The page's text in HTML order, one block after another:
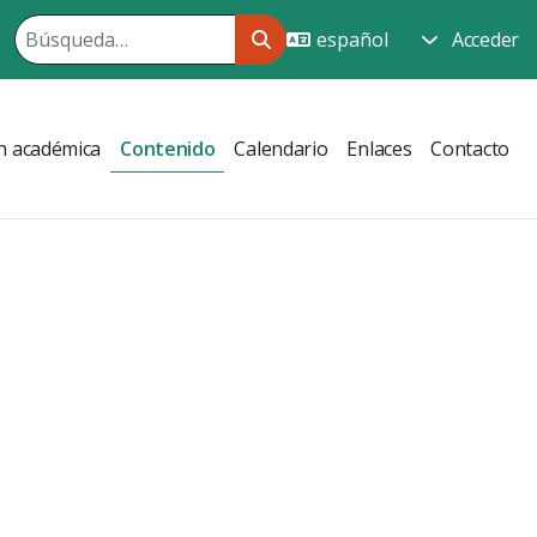
Acceder
académica Contenido Calendario Enlaces Contacto